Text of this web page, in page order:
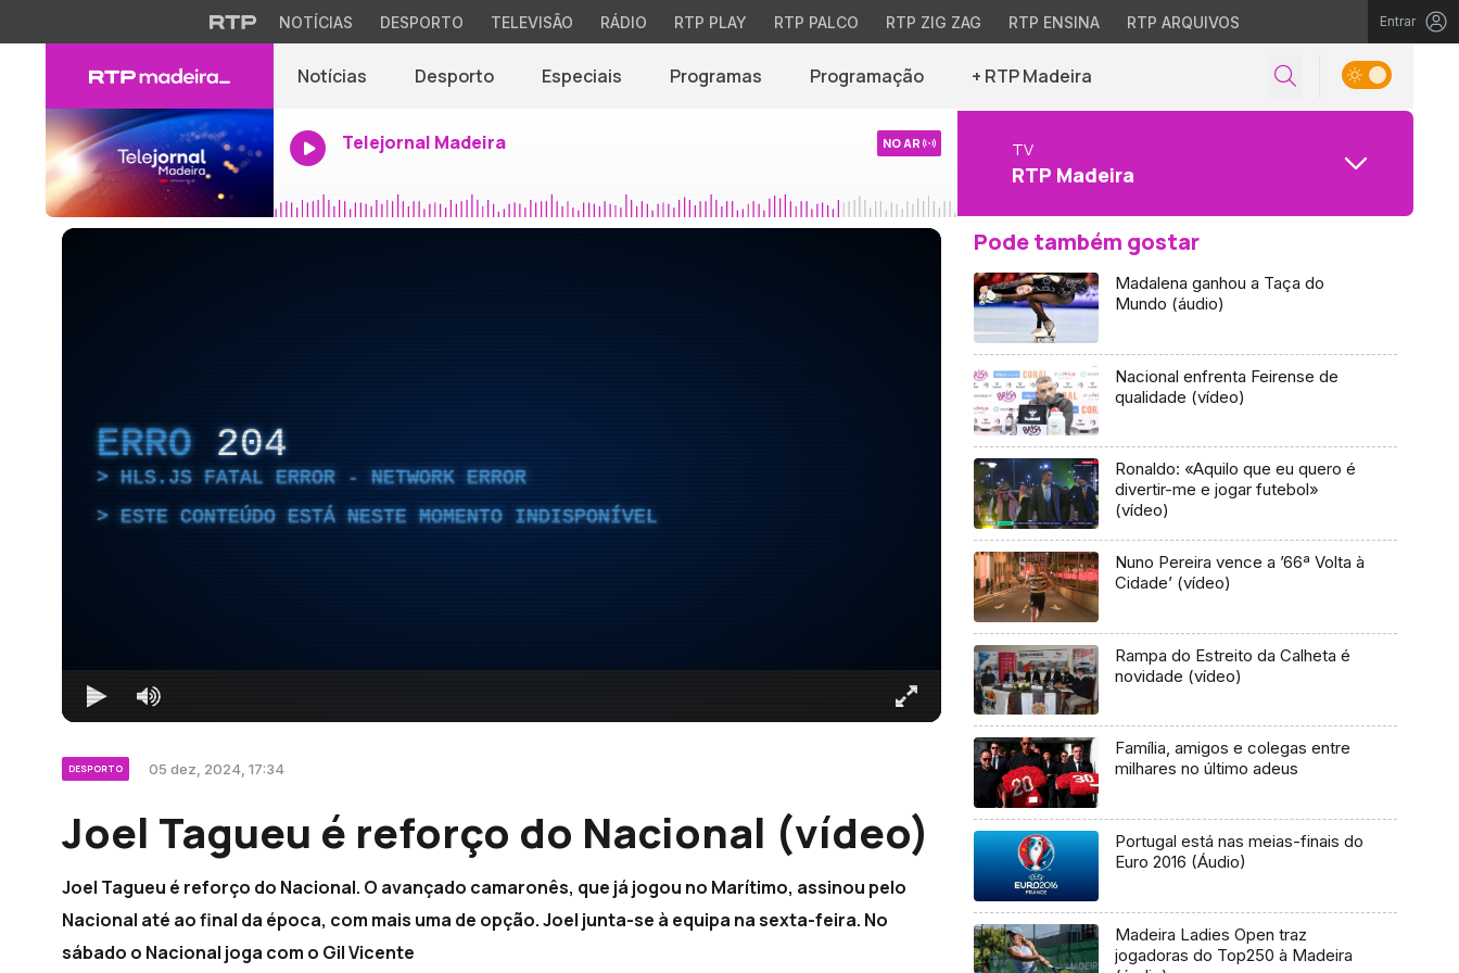
NOTÍCIAS DESPORTO TELEVISÃO RÁDIO RTP PLAY RTP PALCO RTP ZIG ZAG RTP ENSINA RTP ARQUIVOS Entrar
Notícias Desporto Especiais Programas Programação + RTP Madeira
Telejornal Madeira NO AR TV
RTP Madeira
ERRO 204
HLS.JS FATAL ERROR - NETWORK ERROR
ESTE CONTEÚDO ESTÁ NESTE MOMENTO INDISPONÍVEL
DESPORTO 05 dez, 2024, 17:34
Joel Tagueu é reforço do Nacional (vídeo)
Joel Tagueu é reforço do Nacional. O avançado camaronês, que já jogou no Marítimo, assinou pelo
Nacional até ao final da época, com mais uma de opção. Joel junta-se à equipa na sexta-feira. No
sábado o Nacional joga com o Gil Vicente
Pode também gostar
Madalena ganhou a Taça do
Mundo (áudio)
Nacional enfrenta Feirense de
qualidade (vídeo)
Ronaldo: «Aquilo que eu quero é
divertir-me e jogar futebol»
(vídeo)
Nuno Pereira vence a ’66ª Volta à
Cidade’ (vídeo)
Rampa do Estreito da Calheta é
novidade (vídeo)
Família, amigos e colegas entre
milhares no último adeus
Portugal está nas meias-finais do
Euro 2016 (Áudio)
Madeira Ladies Open traz
jogadoras do Top250 à Madeira